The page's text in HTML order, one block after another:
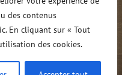
des contenus
En cliquant sur « Tout
des cookies.